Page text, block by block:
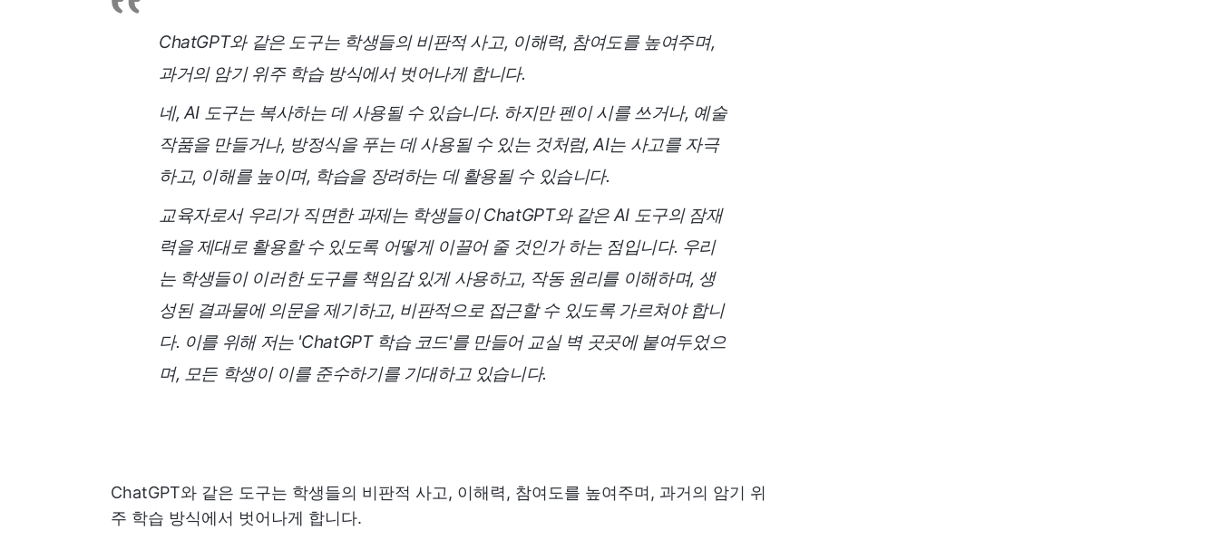
ChatGPT와 같은 도구는 학생들의 비판적 사고, 이해력, 참여도를 높여주며,
과거의 암기 위주 학습 방식에서 벗어나게 합니다.
네, AI 도구는 복사하는 데 사용될 수 있습니다. 하지만 펜이 시를 쓰거나, 예술
작품을 만들거나, 방정식을 푸는 데 사용될 수 있는 것처럼, AI는 사고를 자극
하고, 이해를 높이며, 학습을 장려하는 데 활용될 수 있습니다.
교육자로서 우리가 직면한 과제는 학생들이 ChatGPT와 같은 AI 도구의 잠재
력을 제대로 활용할 수 있도록 어떻게 이끌어 줄 것인가 하는 점입니다. 우리
는 학생들이 이러한 도구를 책임감 있게 사용하고, 작동 원리를 이해하며, 생
성된 결과물에 의문을 제기하고, 비판적으로 접근할 수 있도록 가르쳐야 합니
다. 이를 위해 저는 'ChatGPT 학습 코드'를 만들어 교실 벽 곳곳에 붙여두었으
며, 모든 학생이 이를 준수하기를 기대하고 있습니다.
ChatGPT와 같은 도구는 학생들의 비판적 사고, 이해력, 참여도를 높여주며, 과거의 암기 위
주 학습 방식에서 벗어나게 합니다.